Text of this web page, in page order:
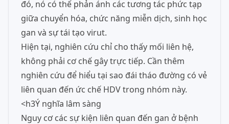
đó, nó có thể phản ánh các tương tác phức tạp
giữa chuyển hóa, chức năng miễn dịch, sinh học
gan và sự tái tạo virut.
Hiện tại, nghiên cứu chỉ cho thấy mối liên hệ,
không phải cơ chế gây trực tiếp. Cần thêm
nghiên cứu để hiểu tại sao đái tháo đường có vẻ
liên quan đến ức chế HDV trong nhóm này.
<h3Ý nghĩa lâm sàng
Nguy cơ các sự kiện liên quan đến gan ở bệnh